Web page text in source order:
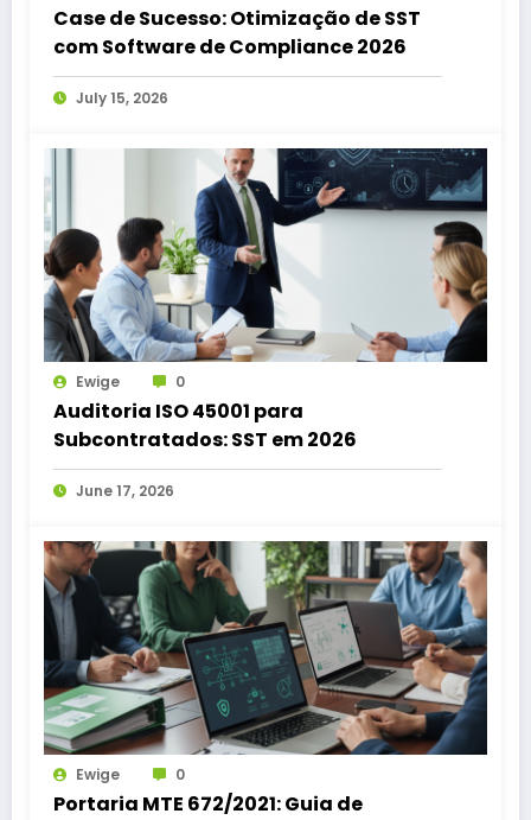
Case de Sucesso: Otimização de SST
com Software de Compliance 2026
July 15, 2026
Ewige 0
Auditoria ISO 45001 para
Subcontratados: SST em 2026
June 17, 2026
Ewige 0
Portaria MTE 672/2021: Guia de